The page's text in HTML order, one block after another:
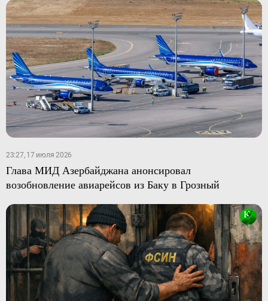
23:27, 17 июля 2026
Глава МИД Азербайджана анонсировал
возобновление авиарейсов из Баку в Грозный